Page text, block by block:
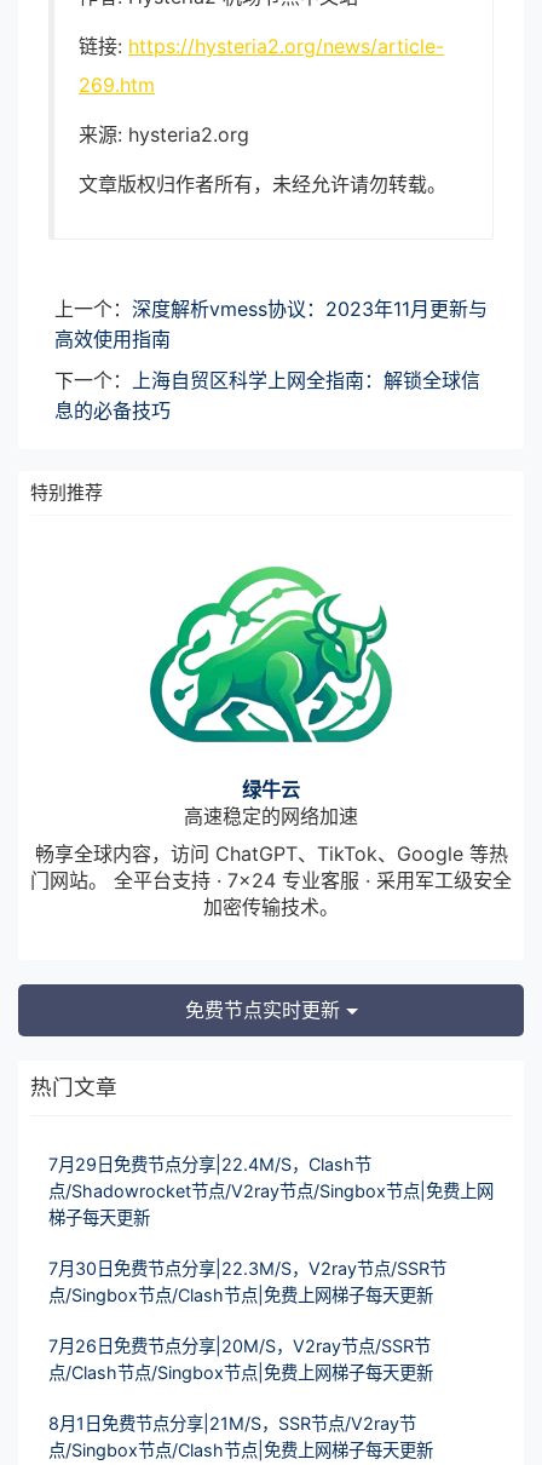
链接: https://hysteria2.org/news/article-
269.htm
来源: hysteria2.org
文章版权归作者所有，未经允许请勿转载。
上一个： 深度解析vmess协议：2023年11月更新与
高效使用指南
下一个： 上海自贸区科学上网全指南：解锁全球信
息的必备技巧
特别推荐
绿牛云
高速稳定的网络加速
畅享全球内容，访问 ChatGPT、TikTok、Google 等热
门网站。 全平台支持 · 7×24 专业客服 · 采用军工级安全
加密传输技术。
免费节点实时更新
热门文章
7月29日免费节点分享|22.4M/S，Clash节
点/Shadowrocket节点/V2ray节点/Singbox节点|免费上网
梯子每天更新
7月30日免费节点分享|22.3M/S，V2ray节点/SSR节
点/Singbox节点/Clash节点|免费上网梯子每天更新
7月26日免费节点分享|20M/S，V2ray节点/SSR节
点/Clash节点/Singbox节点|免费上网梯子每天更新
8月1日免费节点分享|21M/S，SSR节点/V2ray节
点/Singbox节点/Clash节点|免费上网梯子每天更新